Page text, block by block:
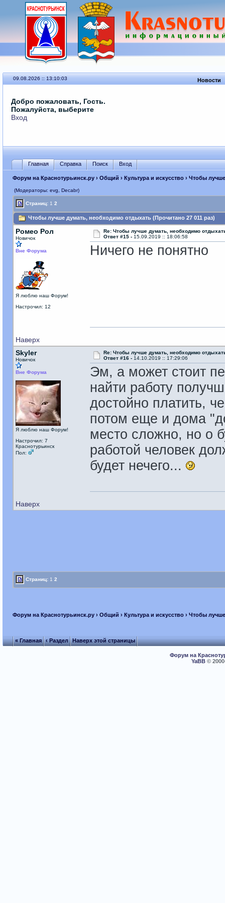
09.08.2026 :: 13:10:03 Новости
Добро пожаловать, Гость.
Пожалуйста, выберите
Вход
Главная Справка Поиск Вход
Форум на Краснотурьинск.ру› Общий › Культура и искусство› Чтобы
(Модераторы: evg, Decabr)
Страниц: 1 2
Чтобы лучше думать, необходимо отдыхать (Прочитано 27 011 раз)
Ромео Рол
Новичок
Вне Форума
Я люблю наш Форум!
Настрочил: 12
Re: Чтобы лучше думать, необходимо
Ответ #15 - 15.09.2019 :: 18:06:58
Ничего не понятно
Наверх
Skyler
Новичок
Вне Форума
Я люблю наш Форум!
Настрочил: 7
Краснотурьинск
Пол:
Re: Чтобы лучше думать, необходимо
Ответ #16 - 14.10.2019 :: 17:29:06
Эм, а может стоит
найти работу
достойно платить,
потом еще и дома
место сложно, но о
работой человек
будет нечего...
Наверх
Страниц: 1 2
Форум на Краснотурьинск.ру› Общий › Культура и искусство› Чтобы
« Главная ‹ Раздел Наверх этой страницы
Форум на
YaBB©